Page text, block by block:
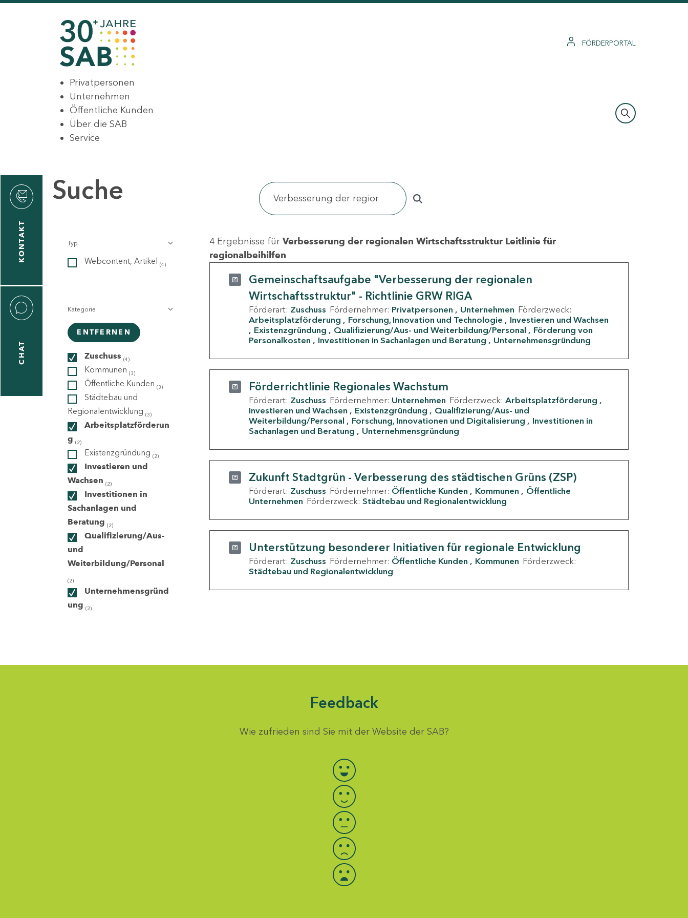
FÖRDERPORTAL
Privatpersonen
Unternehmen
Öffentliche Kunden
Über die SAB
Service
KONTAKT
CHAT
Suche
Typ
Webcontent, Artikel (4)
Kategorie
ENTFERNEN
Zuschuss (4)
Kommunen (3)
Öffentliche Kunden (3)
Städtebau und
Regionalentwicklung (3)
Arbeitsplatzförderun
g (2)
Existenzgründung (2)
Investieren und
Wachsen (2)
Investitionen in
Sachanlagen und
Beratung (2)
Qualifizierung/Aus-
und
Weiterbildung/Personal
(2)
Unternehmensgründ
ung (2)
4 Ergebnisse für Verbesserung der regionalen Wirtschaftsstruktur Leitlinie für
regionalbeihilfen
Gemeinschaftsaufgabe "Verbesserung der regionalen
Wirtschaftsstruktur" - Richtlinie GRW RIGA
Förderart: Zuschuss Fördernehmer: Privatpersonen Unternehmen Förderzweck:
Arbeitsplatzförderung
Forschung, Innovation und Technologie
Investieren und Wachsen
Existenzgründung
Qualifizierung/Aus- und Weiterbildung/Personal
Förderung von
Personalkosten
Investitionen in Sachanlagen und Beratung Unternehmensgründung
Förderrichtlinie Regionales Wachstum
Förderart: Zuschuss Fördernehmer: Unternehmen Förderzweck: Arbeitsplatzförderung
Investieren und Wachsen
Existenzgründung
Qualifizierung/Aus- und
Weiterbildung/Personal
Forschung, Innovationen und Digitalisierung
Investitionen in
Sachanlagen und Beratung
Unternehmensgründung
Zukunft Stadtgrün - Verbesserung des städtischen Grüns (ZSP)
Förderart: Zuschuss Fördernehmer: Öffentliche Kunden Kommunen
Öffentliche
Unternehmen Förderzweck: Städtebau und Regionalentwicklung
Unterstützung besonderer Initiativen für regionale Entwicklung
Förderart: Zuschuss Fördernehmer: Öffentliche Kunden Kommunen Förderzweck:
Städtebau und Regionalentwicklung
Feedback
Wie zufrieden sind Sie mit der Website der SAB?
Bewertung auswählen